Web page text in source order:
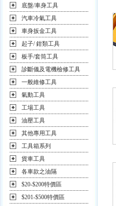
底盤/車身工具
汽車冷氣工具
車身扳金工具
起子/ 鉗類工具
板手/套筒工具
診斷儀及電機檢修工具
一般維修工具
氣動工具
工場工具
油壓工具
其他專用工具
工具箱系列
貨車工具
各車款之油隔
$20-$200特價區
$201-$500特價區